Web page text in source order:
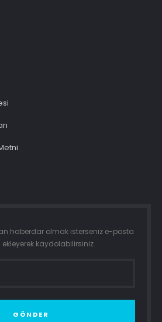
haberdar olmak isterseniz e-posta
kaydolabilirsiniz.
GÖNDER